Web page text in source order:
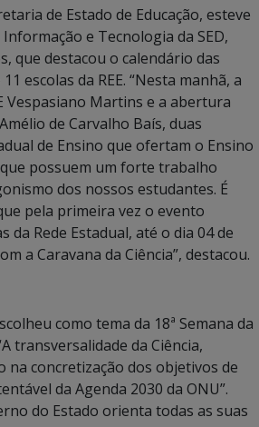
de Estado de Educação, esteve
e Tecnologia da SED,
que destacou o calendário das
escolas da REE. “Nesta manhã, a
Vespasiano Martins e a abertura
de Carvalho Baís, duas
de Ensino que ofertam o Ensino
possuem um forte trabalho
dos nossos estudantes. É
pela primeira vez o evento
da Rede Estadual, até o dia 04 de
a Caravana da Ciência”, destacou.
como tema da 18ª Semana da
transversalidade da Ciência,
na concretização dos objetivos de
da Agenda 2030 da ONU”.
do Estado orienta todas as suas